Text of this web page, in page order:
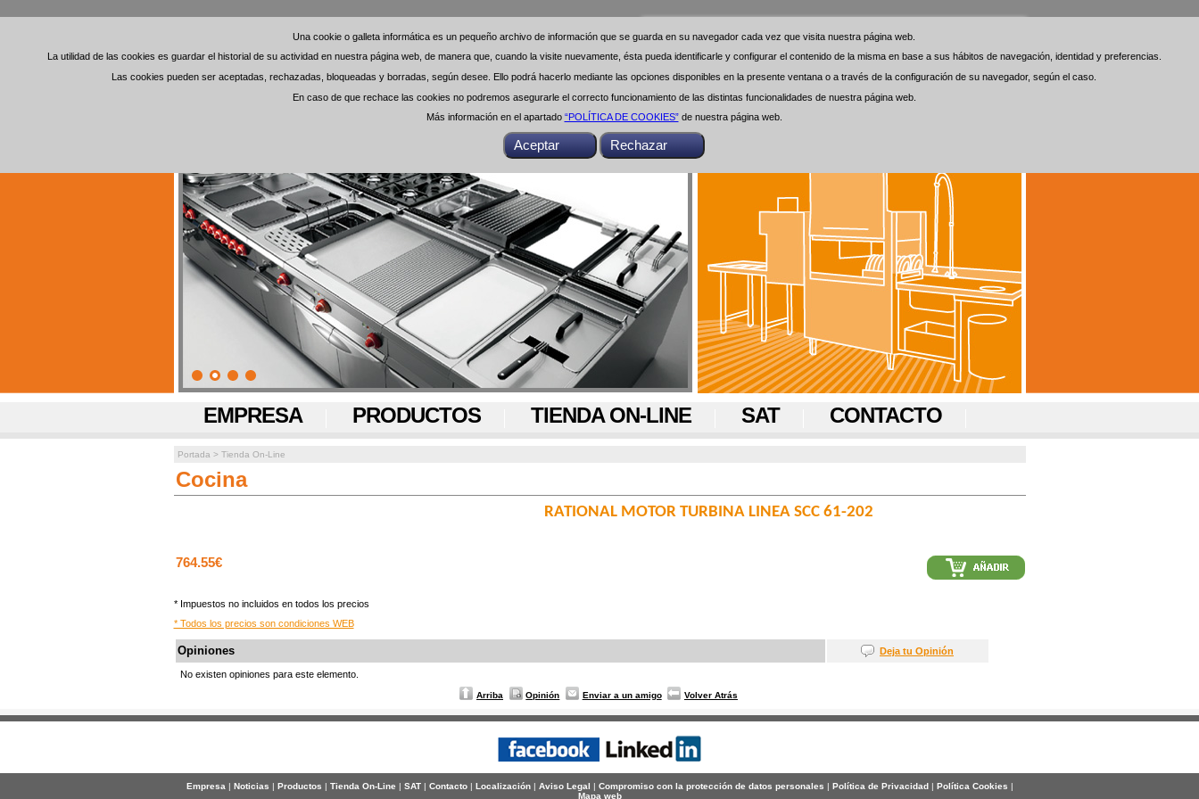
Una cookie o galleta informática es un pequeño archivo de información que se guarda en su navegador cada vez que visita nuestra página web.
La utilidad de las cookies es guardar el historial de su actividad en nuestra página web, de manera que, cuando la visite nuevamente, ésta pueda identificarle y configurar el contenido de la misma en base a sus hábitos de navegación, identidad y preferencias.
Las cookies pueden ser aceptadas, rechazadas, bloqueadas y borradas, según desee. Ello podrá hacerlo mediante las opciones disponibles en la presente ventana o a través de la configuración de su navegador, según el caso.
En caso de que rechace las cookies no podremos asegurarle el correcto funcionamiento de las distintas funcionalidades de nuestra página web.
Más información en el apartado “POLÍTICA DE COOKIES”de nuestra página web.
Una cookie o galleta informática es un pequeño archivo de información que se guarda en su navegador cada vez que visita nuestra página web.
La utilidad de las cookies es guardar el historial de su actividad en nuestra página web, de manera que, cuando la visite nuevamente, ésta pueda identificarle y configurar el contenido de la misma en base a sus hábitos de navegación, identidad y preferencias.
Las cookies pueden ser aceptadas, rechazadas, bloqueadas y borradas, según desee. Ello podrá hacerlo mediante las opciones disponibles en la presente ventana o a través de la configuración de su navegador, según el caso.
En caso de que rechace las cookies no podremos asegurarle el correcto funcionamiento de las distintas funcionalidades de nuestra página web.
Más información en el apartado “POLÍTICA DE COOKIES”de nuestra página web.
Buscar
EMPRESA PRODUCTOS TIENDA ON-LINE SAT CONTACTO
Portada > Tienda On-Line
Cocina
RATIONAL MOTOR TURBINA LINEA SCC 61-202
764.55€
* Impuestos no incluidos en todos los precios
* Todos los precios son condiciones WEB
Opiniones Deja tu Opinión
No existen opiniones para este elemento.
Arriba Opinión Enviar a un amigo Volver Atrás
Empresa| Noticias | Productos | Tienda On-Line | SAT| Contacto| Localización| Aviso Legal | Compromiso con la protección de datos personales | Política de Privacidad| Política Cookies |
Mapa web